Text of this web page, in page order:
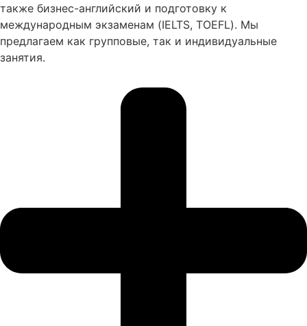
также бизнес-английский и подготовку к
международным экзаменам (IELTS, TOEFL). Мы
предлагаем как групповые, так и индивидуальные
занятия.